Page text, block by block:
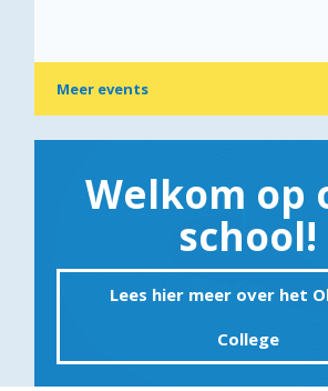
Meer events
Welkom op
school!
Lees hier meer over het
College